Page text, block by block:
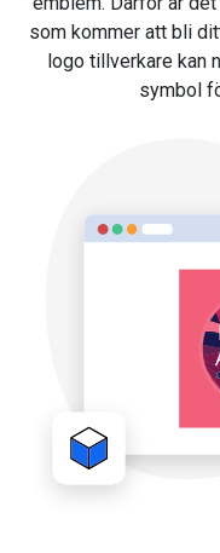
som kommer att bli
logo tillverkare kan
symbol